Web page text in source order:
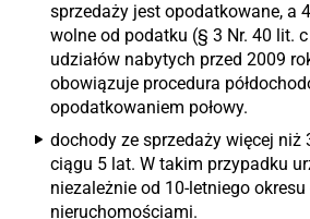
sprzedaży jest opodatkowane, a
wolne od podatku (§ 3 Nr. 40 lit. c
udziałów nabytych przed 2009
obowiązuje procedura
opodatkowaniem połowy.
dochody ze sprzedaży więcej niż
ciągu 5 lat. W takim przypadku
niezależnie od 10-letniego okresu
nieruchomościami.